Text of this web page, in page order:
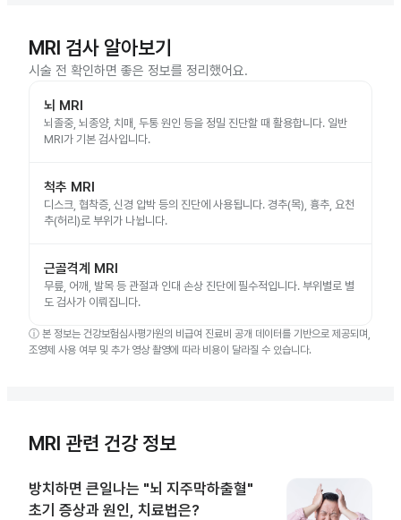
MRI 검사 알아보기
시술 전 확인하면 좋은 정보를 정리했어요.
뇌 MRI
뇌졸중, 뇌종양, 치매, 두통 원인 등을 정밀 진단할 때 활용합니다. 일반
MRI가 기본 검사입니다.
척추 MRI
디스크, 협착증, 신경 압박 등의 진단에 사용됩니다. 경추(목), 흉추, 요천
추(허리)로 부위가 나뉩니다.
근골격계 MRI
무릎, 어깨, 발목 등 관절과 인대 손상 진단에 필수적입니다. 부위별로 별
도 검사가 이뤄집니다.
ⓘ 본 정보는 건강보험심사평가원의 비급여 진료비 공개 데이터를 기반으로 제공되며,
조영제 사용 여부 및 추가 영상 촬영에 따라 비용이 달라질 수 있습니다.
MRI 관련 건강 정보
방치하면 큰일나는 "뇌 지주막하출혈"
초기 증상과 원인, 치료법은?